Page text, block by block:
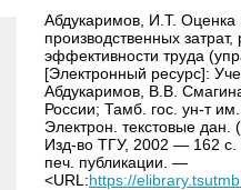
Абдукаримов, И.Т. Оценка
производственных
эффективности труда
[Электронный ресурс]:
Абдукаримов, В.В.
России; Тамб. гос. ун-т
Электрон. текстовые
Изд-во ТГУ, 2002 — 162
печ. публикации. —
<URL:https://